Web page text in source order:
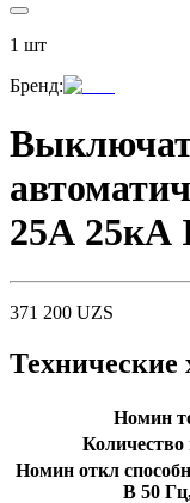
1 шт
Бренд:
25А 25кА
371 200 UZS
Технические
Номин
Номин откл
В 50